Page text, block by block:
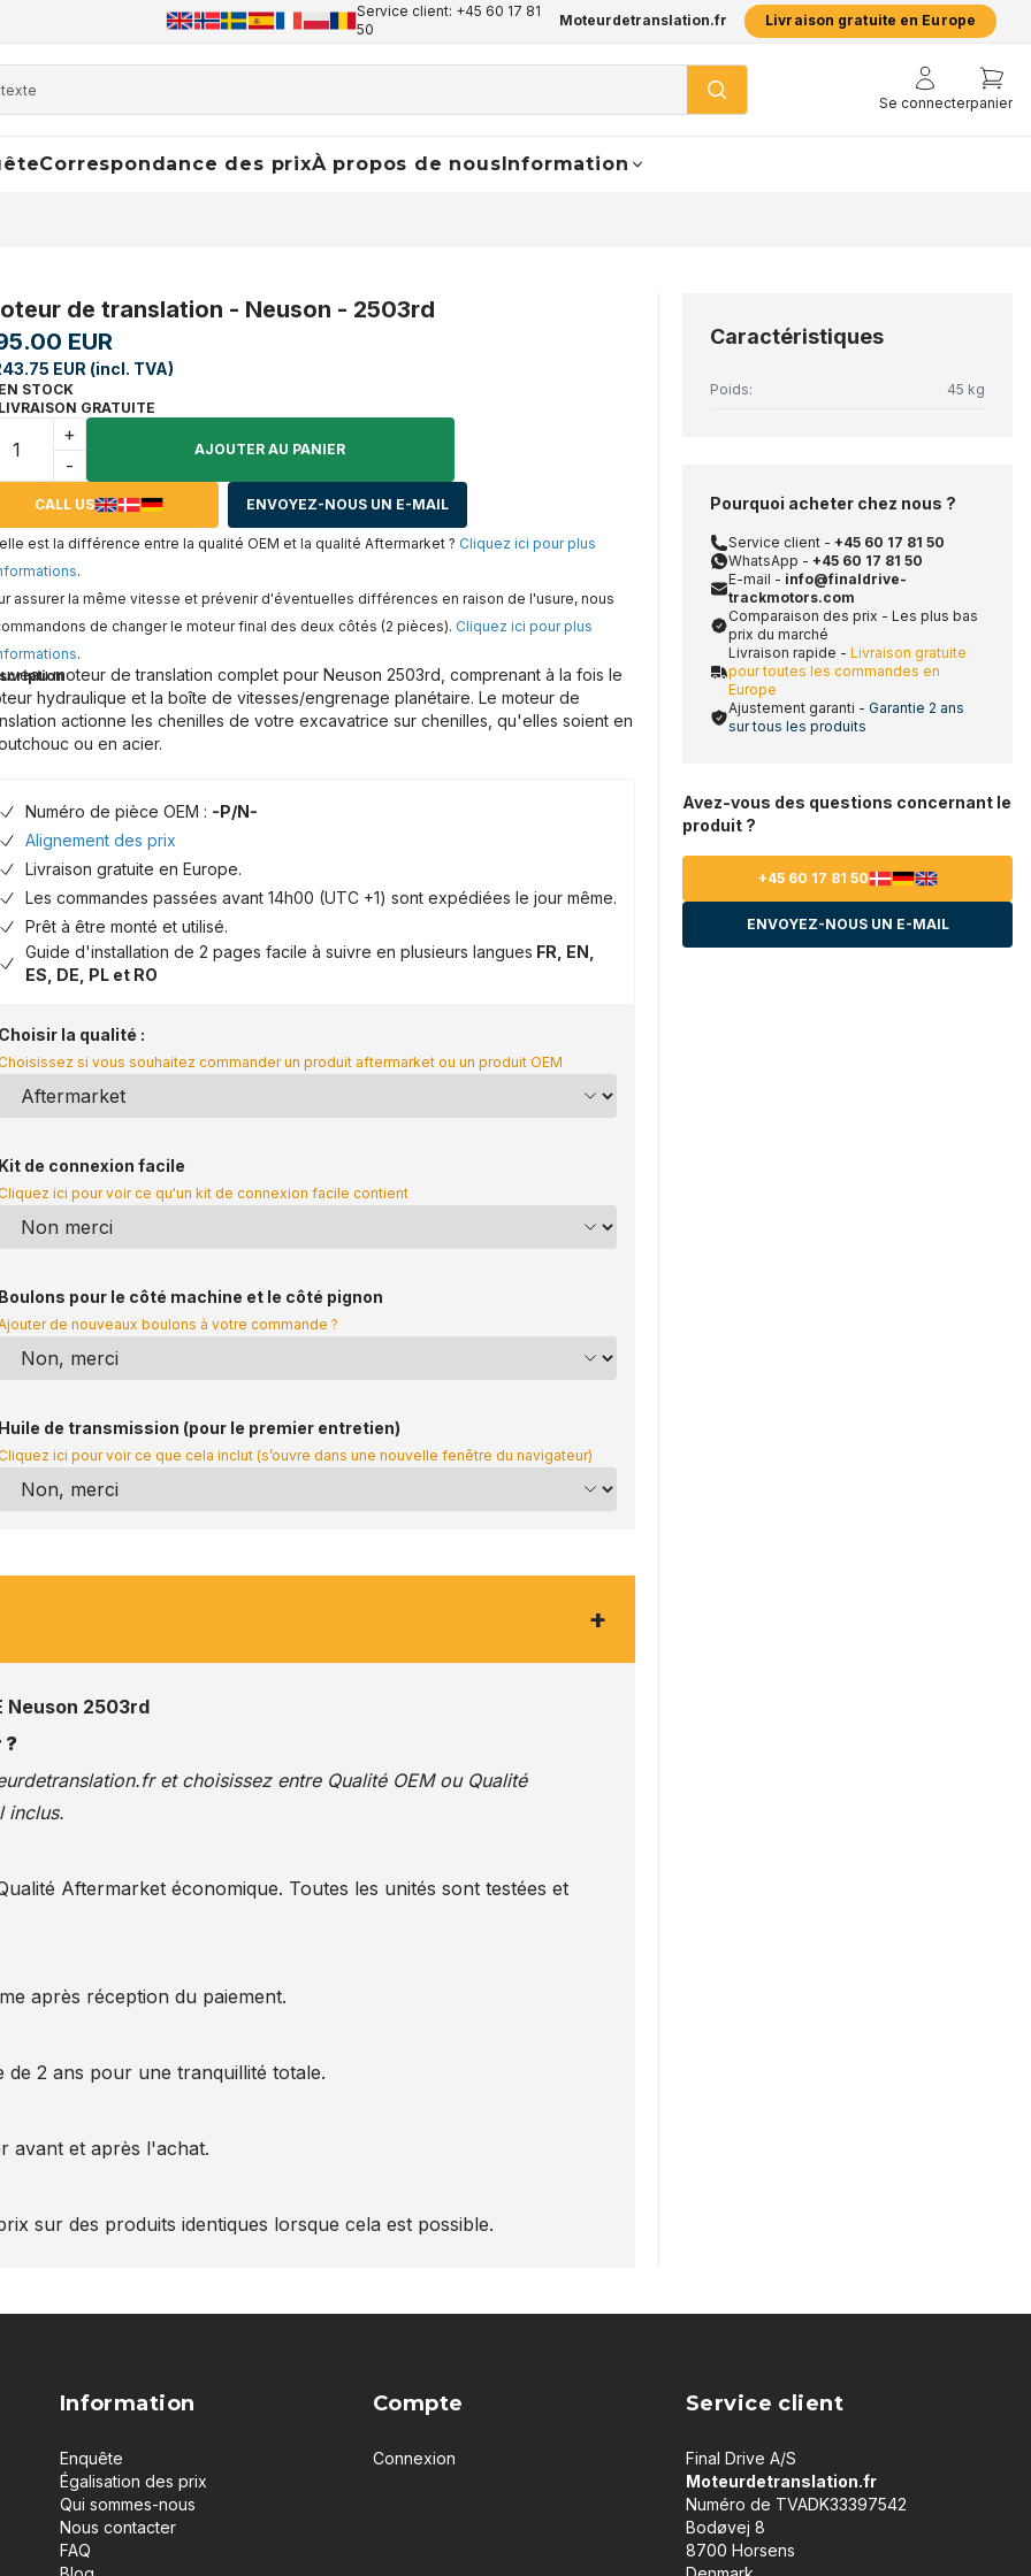
Service client: +45 60 17 81
50
Moteurdetranslation.fr Livraison gratuite en Europe
Se connecterpanier
Correspondance des prixÀ propos de nousInformation
de translation - Neuson - 2503rd
EUR
EUR (incl. TVA)
EN STOCK
LIVRAISON GRATUITE
+
-
AJOUTER AU PANIER
CALL US ENVOYEZ-NOUS UN E-MAIL
est la différence entre la qualité OEM et la qualité Aftermarket ? Cliquez ici pour plus
.
assurer la même vitesse et prévenir d'éventuelles différences en raison de l'usure, nous
de changer le moteur final des deux côtés (2 pièces). Cliquez ici pour plus
.
moteur de translation complet pour Neuson 2503rd, comprenant à la fois le
hydraulique et la boîte de vitesses/engrenage planétaire. Le moteur de
actionne les chenilles de votre excavatrice sur chenilles, qu'elles soient en
ou en acier.
Numéro de pièce OEM : -P/N-
Alignement des prix
Livraison gratuite en Europe.
Les commandes passées avant 14h00 (UTC +1) sont expédiées le jour même.
Prêt à être monté et utilisé.
Guide d'installation de 2 pages facile à suivre en plusieurs langues FR, EN,
ES, DE, PL et RO
Choisir la qualité :
si vous souhaitez commander un produit aftermarket ou un produit OEM
Kit de connexion facile
ici pour voir ce qu'un kit de connexion facile contient
Boulons pour le côté machine et le côté pignon
de nouveaux boulons à votre commande ?
Huile de transmission (pour le premier entretien)
ici pour voir ce que cela inclut (s’ouvre dans une nouvelle fenêtre du navigateur)
+
Neuson 2503rd
?
et choisissez entre Qualité OEM ou Qualité
inclus.
Aftermarket économique. Toutes les unités sont testées et
après réception du paiement.
2 ans pour une tranquillité totale.
avant et après l'achat.
sur des produits identiques lorsque cela est possible.
Caractéristiques
Poids: 45 kg
Pourquoi acheter chez nous ?
Service client - +45 60 17 81 50
WhatsApp - +45 60 17 81 50
E-mail - info@finaldrive-
trackmotors.com
Comparaison des prix - Les plus bas
prix du marché
Livraison rapide - Livraison gratuite
pour toutes les commandes en
Europe
Ajustement garanti - Garantie 2 ans
sur tous les produits
Avez-vous des questions concernant le
produit ?
+45 60 17 81 50
ENVOYEZ-NOUS UN E-MAIL
Information
Enquête
Égalisation des prix
Qui sommes-nous
Nous contacter
FAQ
Compte
Connexion
Service client
Final Drive A/S
Moteurdetranslation.fr
Numéro de TVADK33397542
Bodøvej 8
8700 Horsens